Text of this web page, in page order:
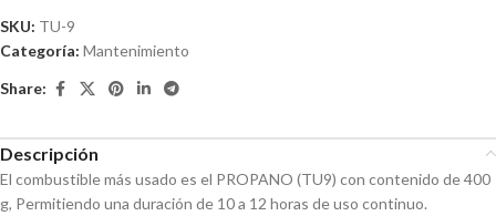
SKU: TU-9
Categoría: Mantenimiento
Share:
Descripción
El combustible más usado es el PROPANO (TU9) con contenido de 400
g, Permitiendo una duración de 10 a 12 horas de uso continuo.